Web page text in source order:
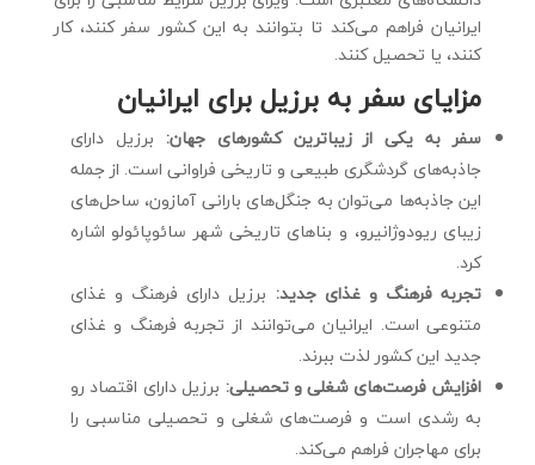
ایرانیان فراهم می‌کند تا بتوانند به این کشور سفر کنند، کار
کنند، یا تحصیل کنند.
مزایای سفر به برزیل برای ایرانیان
سفر به یکی از زیباترین کشورهای جهان: برزیل دارای
جاذبه‌های گردشگری طبیعی و تاریخی فراوانی است. از جمله
این جاذبه‌ها می‌توان به جنگل‌های بارانی آمازون، ساحل‌های
زیبای ریودوژانیرو، و بناهای تاریخی شهر سائوپائولو اشاره
کرد.
تجربه فرهنگ و غذای جدید: برزیل دارای فرهنگ و غذای
متنوعی است. ایرانیان می‌توانند از تجربه فرهنگ و غذای
جدید این کشور لذت ببرند.
افزایش فرصت‌های شغلی و تحصیلی: برزیل دارای اقتصاد رو
به رشدی است و فرصت‌های شغلی و تحصیلی مناسبی را
برای مهاجران فراهم می‌کند.